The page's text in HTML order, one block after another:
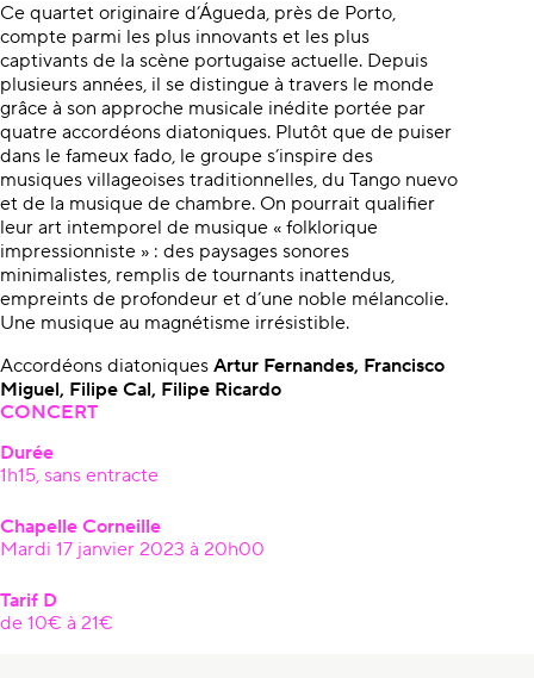
Ce quartet originaire d’Águeda, près de Porto,
compte parmi les plus innovants et les plus
captivants de la scène portugaise actuelle. Depuis
plusieurs années, il se distingue à travers le monde
grâce à son approche musicale inédite portée par
quatre accordéons diatoniques. Plutôt que de puiser
dans le fameux fado, le groupe s’inspire des
musiques villageoises traditionnelles, du Tango nuevo
et de la musique de chambre. On pourrait qualiﬁer
leur art intemporel de musique « folklorique
impressionniste » : des paysages sonores
minimalistes, remplis de tournants inattendus,
empreints de profondeur et d’une noble mélancolie.
Une musique au magnétisme irrésistible.
Accordéons diatoniques Artur Fernandes, Francisco
Miguel, Filipe Cal, Filipe Ricardo
CONCERT
Durée
1h15, sans entracte
Chapelle Corneille
Mardi 17 janvier 2023 à 20h00
Tarif D
de 10€ à 21€